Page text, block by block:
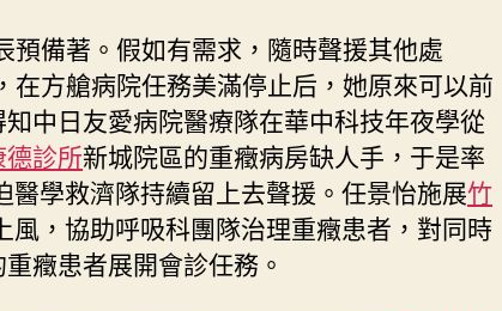
預備著。假如有需求，隨時聲援其他處
在方艙病院任務美滿停止后，她原來可以前
中日友愛病院醫療隊在華中科技年夜學從
德診所新城院區的重癥病房缺人手，于是率
醫學救濟隊持續留上去聲援。任景怡施展竹
風，協助呼吸科團隊治理重癥患者，對同時
癥患者展開會診任務。